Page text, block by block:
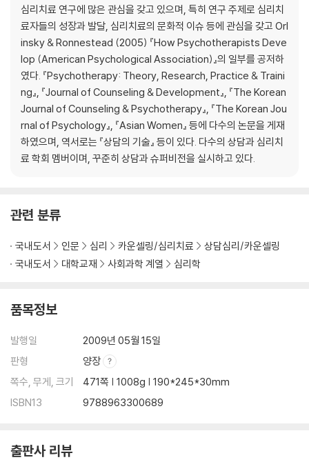
심리치료 연구에 많은 관심을 갖고 있으며, 특히 연구 주제로 심리치
료자들의 성장과 발달, 심리치료의 문화적 이슈 등에 관심을 갖고 Orl
insky & Ronnestead (2005) 『How Psychotherapists Deve
lop (American Psychological Association)』의 일부를 공저하
였다. 『Psychotherapy: Theory, Research, Practice & Traini
ng』, 『Journal of Counseling & Development』, 『The Korean
Journal of Counseling & Psychotherapy』, 『The Korean Jou
rnal of Psychology』, 『Asian Women』 등에 다수의 논문을 게재
하였으며, 역서로는 『상담의 기술』 등이 있다. 다수의 상담과 심리치
료 학회 멤버이며, 꾸준히 상담과 슈퍼비전을 실시하고 있다.
관련 분류
국내도서 인문 심리 카운셀링/심리치료
상담심리/카운셀링
국내도서
대학교재 사회과학 계열 심리학
품목정보
발행일
2009년 05월 15일
판형
양장
쪽수, 무게, 크기
471쪽 | 1008g | 190*245*30mm
ISBN13
9788963300689
출판사 리뷰